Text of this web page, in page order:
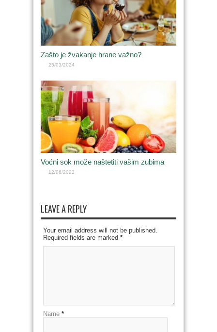
Zašto je žvakanje hrane važno?
25/03/2024
Voćni sok može naštetiti vašim zubima
12/06/2023
LEAVE A REPLY
Your email address will not be published.
Required fields are marked *
Name *